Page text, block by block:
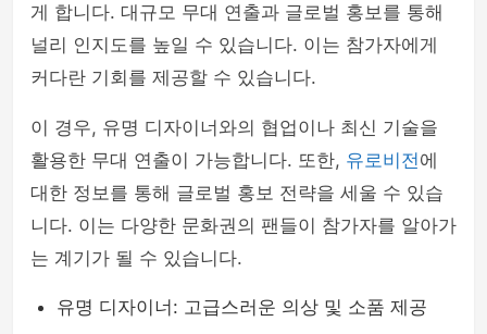
게 합니다. 대규모 무대 연출과 글로벌 홍보를 통해
널리 인지도를 높일 수 있습니다. 이는 참가자에게
커다란 기회를 제공할 수 있습니다.
이 경우, 유명 디자이너와의 협업이나 최신 기술을
활용한 무대 연출이 가능합니다. 또한, 유로비전에
대한 정보를 통해 글로벌 홍보 전략을 세울 수 있습
니다. 이는 다양한 문화권의 팬들이 참가자를 알아가
는 계기가 될 수 있습니다.
유명 디자이너: 고급스러운 의상 및 소품 제공